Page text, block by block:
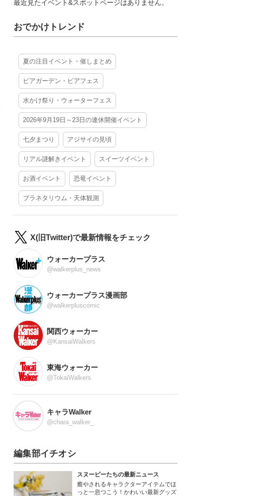
最近見たイベント&スポットページはありません。
おでかけトレンド
夏の注目イベント・催しまとめ
ビアガーデン・ビアフェス
水かけ祭り・ウォーターフェス
2026年9月19日～23日の連休開催イベント
七夕まつり アジサイの見頃
リアル謎解きイベント スイーツイベント
お酒イベント 恐竜イベント
プラネタリウム・天体観測
X(旧Twitter)で最新情報をチェック
ウォーカープラス
@walkerplus_news
ウォーカープラス漫画部
@walkerpluscomic
関西ウォーカー
@KansaiWalkers
東海ウォーカー
@TokaiWalkers
キャラWalker
@chara_walker_
編集部イチオシ
スヌーピーたちの最新ニュース
癒やされるキャラクターアイテムでほ
っと一息つこう！かわいい最新グッズ